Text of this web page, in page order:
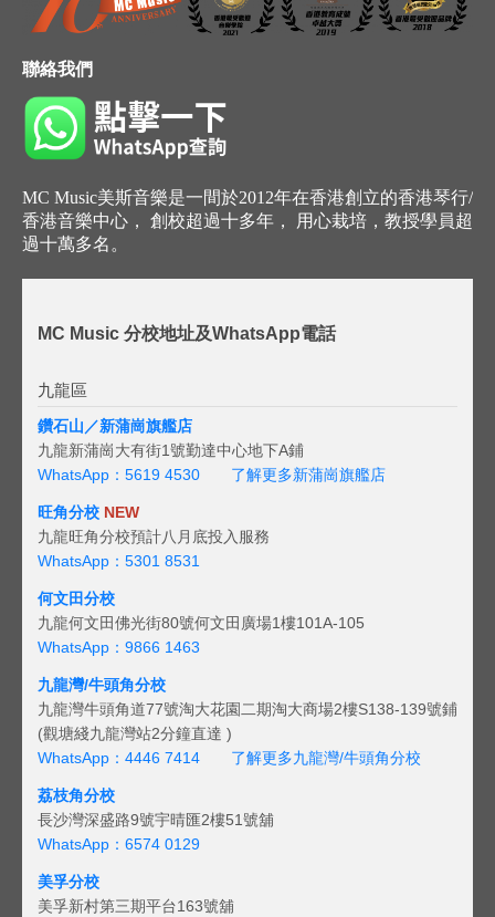
聯絡我們
MC Music美斯音樂是一間於2012年在香港創立的香港琴行/
香港音樂中心， 創校超過十多年， 用心栽培，教授學員超
過十萬多名。
MC Music 分校地址及WhatsApp電話
九龍區
鑽石山／新蒲崗旗艦店
九龍新蒲崗大有街1號勤達中心地下A鋪
WhatsApp：5619 4530
了解更多新蒲崗旗艦店
旺角分校 NEW
九龍旺角分校預計八月底投入服務
WhatsApp：5301 8531
何文田分校
九龍何文田佛光街80號何文田廣場1樓101A-105
WhatsApp：9866 1463
九龍灣/牛頭角分校
九龍灣牛頭角道77號淘大花園二期淘大商場2樓S138-139號鋪
(觀塘綫九龍灣站2分鐘直達 )
WhatsApp：4446 7414
了解更多九龍灣/牛頭角分校
荔枝角分校
長沙灣深盛路9號宇晴匯2樓51號舖
WhatsApp：6574 0129
美孚分校
美孚新村第三期平台163號舖